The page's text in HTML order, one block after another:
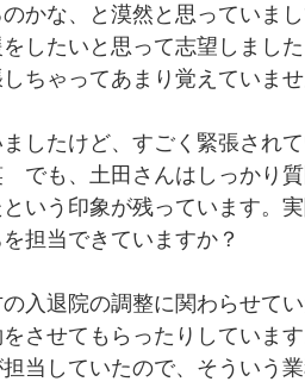
かな、と漠然と思っていま
したいと思って志望しまし
ちゃってあまり覚えていま
したけど、すごく緊張され
でも、土田さんはしっかり
いう印象が残っています。
担当できていますか？
入退院の調整に関わらせて
させてもらったりしていま
当していたので、そういう